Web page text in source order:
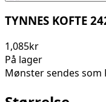
TYNNES KOFTE
1,085kr
På lager
Mønster sendes som